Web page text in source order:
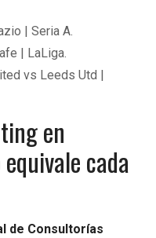
| Seria A.
| LaLiga.
vs Leeds Utd |
en
cada
de Consultorías